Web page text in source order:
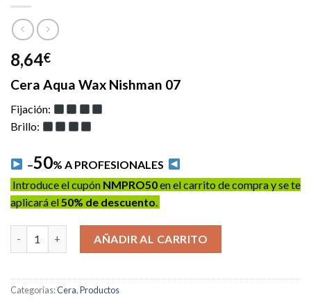
8,64€
Cera Aqua Wax Nishman 07
Fijación:
Brillo:
–50% A PROFESIONALES
Introduce el cupón NMPRO50en el carrito de compra y se te
aplicará el50% de descuento.
Cera NISHMAN 07 - Hair Styling Wax 150ml. Nº07 cantidad
AÑADIR AL CARRITO
Categorías:Cera,Productos